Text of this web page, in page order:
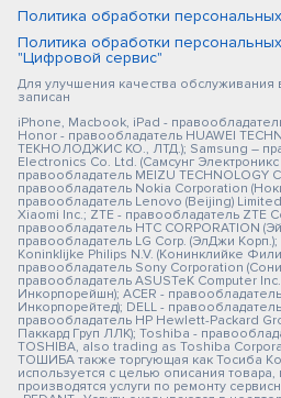
Политика обработки
Политика обработки
"Цифровой сервис"
Для улучшения качества
записан
iPhone, Macbook, iPad -
Honor - правообладатель HUAWEI
ТЕКНОЛОДЖИС КО., ЛТД.); Samsung –
Electronics Co. Ltd. (Самсунг Электроникс
правообладатель MEIZU TECHNOLOGY
правообладатель Nokia Corporation
правообладатель Lenovo (Beijing)
Xiaomi Inc.; ZTE - правообладатель ZTE
правообладатель HTC CORPORATION
правообладатель LG Corp. (ЭлДжи
Koninklijke Philips N.V. (Конинклийке
правообладатель Sony Corporation
правообладатель ASUSTeK Computer
Инкорпорейшн); ACER -
Инкорпорейтед); DELL -
правообладатель HP Hewlett-Packard
Паккард Груп ЛЛК); Toshiba -
TOSHIBA, also trading as Toshiba
ТОШИБА также торгующая как Тосиба
используется с целью описания
производятся услуги по ремонту